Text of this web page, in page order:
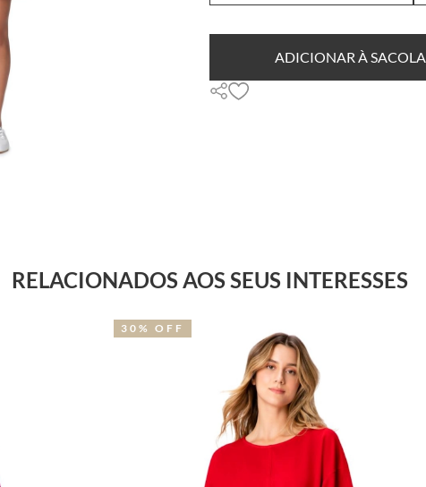
ADICIONAR À SACOLA
RELACIONADOS AOS SEUS INTERESSES